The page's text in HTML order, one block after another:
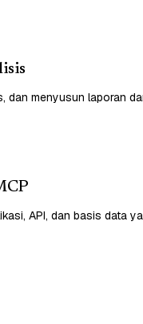
dan menyusun laporan
API, dan basis data